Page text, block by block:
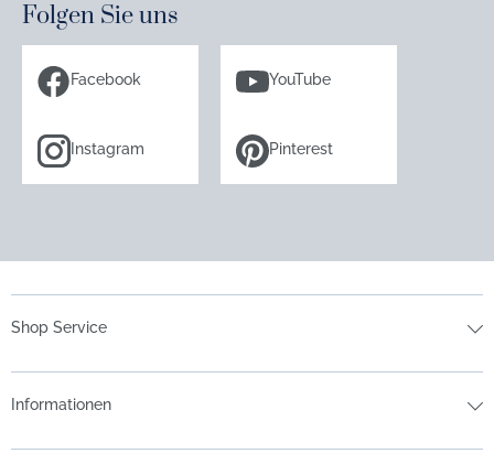
Folgen Sie uns
Facebook YouTube
Instagram Pinterest
Shop Service
Informationen